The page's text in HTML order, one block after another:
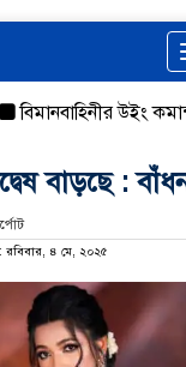
উইং
বাড়ছে :
৪ মে, ২০২৫